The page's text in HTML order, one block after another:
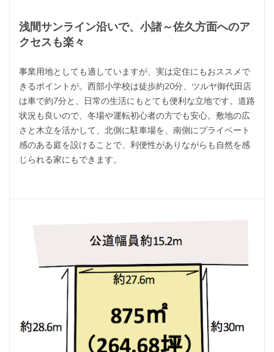
浅間サンライン沿いで、小諸～佐久方面へのア
クセスも楽々
事業用地としても適していますが、実は定住にもおススメで
きるポイントが。西部小学校は徒歩約20分、ツルヤ御代田店
は車で約7分と、日常の生活にもとても便利な立地です。道路
状況も良いので、冬場や運転初心者の方でも安心。敷地の広
さと木立を活かして、北側に駐車場を、南側にプライベート
感のある庭を設けることで、利便性がありながらも自然を感
じられる家にもできます。